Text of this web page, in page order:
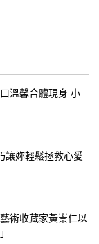
溫馨合體現身 小
讓妳輕鬆拯救心愛
術收藏家黃崇仁以